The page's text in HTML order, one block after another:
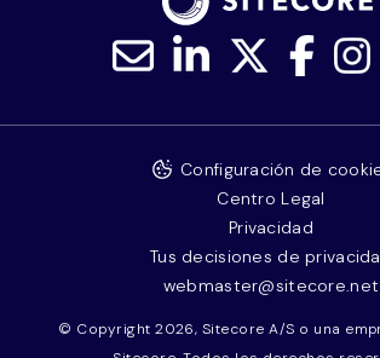
© Copyright 2026, Sitecore A/S o una
Configuración de
Centro Legal
Privacidad
Tus decisiones de
webmaster@sitecore.net